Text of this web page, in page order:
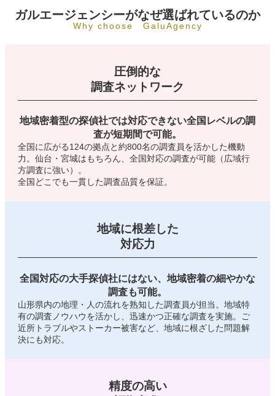
ガルエージェンシーがなぜ選ばれているのか
Why choose GaluAgency
圧倒的な
調査ネットワーク
地域密着型の探偵社では対応できない全国レベルの調
査が短期間で可能。
全国に広がる124の拠点と約800名の調査員を活かした機動
力。仙台・宮城はもちろん、全国対応の調査が可能（広域行
方調査に強い）。
全国どこでも一貫した調査品質を保証。
地域に根差した
対応力
全国対応の大手探偵社にはない、地域密着の細やかな
調査も可能。
山形県内の地理・人の流れを熟知した調査員が担当。地域特
有の調査ノウハウを活かし、迅速かつ正確な調査を実施。ご
近所トラブルやストーカー被害など、地域に根ざした問題解
決にも対応。
精度の高い